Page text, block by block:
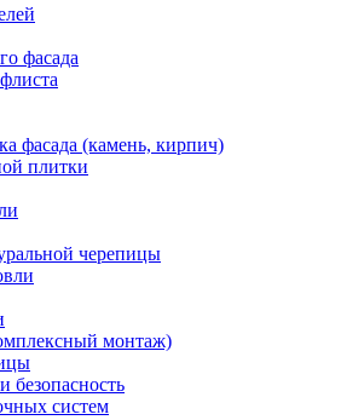
фасада
фасада (камень, кирпич)
плитки
черепицы
монтаж)
безопасность
систем